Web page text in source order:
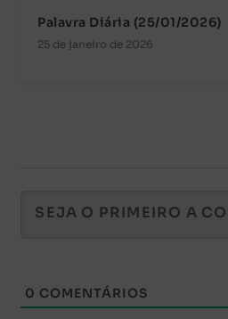
Palavra Diária (25/01/2026)
25 de janeiro de 2026
0 COMENTÁRIOS